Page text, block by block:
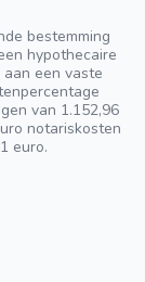
bestemming
hypothecaire
een vaste
van 1.152,96
notariskosten
euro.